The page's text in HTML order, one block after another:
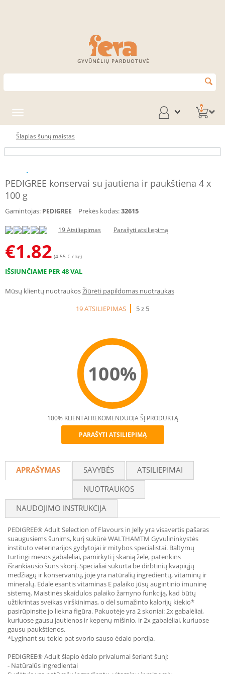
GYVŪNĖLIŲ PARDUOTUVĖ
0
Šlapias šunų maistas
PEDIGREE konservai su jautiena ir paukštiena 4 x
100 g
Gamintojas: PEDIGREE Prekės kodas:32615
19 Atsiliepimas Parašyti atsiliepimą
€1.82 (4.55 € / kg)
IŠSIUNČIAME PER 48 VAL
Mūsų klientų nuotraukosŽiūrėti papildomas nuotraukas
19 ATSILIEPIMAS
5 z 5
100%
Recommend
100% KLIENTAI REKOMENDUOJA ŠĮ PRODUKTĄ
PARAŠYTI ATSILIEPIMĄ
APRAŠYMAS SAVYBĖS
ATSILIEPIMAI
NUOTRAUKOS
NAUDOJIMO INSTRUKCIJA
PEDIGREE® Adult Selection of Flavours in Jelly yra visavertis pašaras
suaugusiems šunims, kurį sukūrė WALTHAMTM Gyvulininkystės
instituto veterinarijos gydytojai ir mitybos specialistai. Baltymų
turtingi mėsos gabalėliai, pamirkyti į skanią želė, patenkins
išrankiausio šuns skonį. Specialiai sukurta be dirbtinių kvapiųjų
medžiagų ir konservantų, joje yra natūralių ingredientų, vitaminų ir
mineralų. Ėdale esantis vitaminas E palaiko jūsų augintinio imuninę
sistemą. Maistinės skaidulos palaiko žarnyno funkciją, kad būtų
užtikrintas sveikas virškinimas, o dėl sumažinto kalorijų kiekio*
pasirūpinsite jo liekna figūra. Pakuotėje yra 2 skoniai: 2x gabalėliai,
kuriuose gausu jautienos ir kepenų mišinio, ir 2x gabalėliai, kuriuose
gausu paukštienos.
*Lyginant su tokio pat svorio sauso ėdalo porcija.
PEDIGREE® Adult šlapio ėdalo privalumai šeriant šunį:
- Natūralūs ingredientai